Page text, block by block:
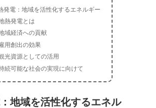
発電：地域を活性化するエネルギー
熱発電とは
域経済への貢献
雇用創出の効果
光資源としての活用
続可能な社会の実現に向けて
地域を活性化するエネル